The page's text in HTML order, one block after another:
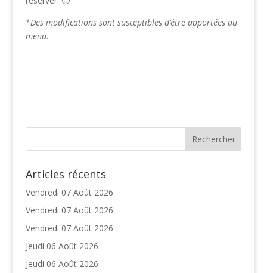
*Des modifications sont susceptibles d’être apportées au
menu.
Articles récents
Vendredi 07 Août 2026
Vendredi 07 Août 2026
Vendredi 07 Août 2026
Jeudi 06 Août 2026
Jeudi 06 Août 2026